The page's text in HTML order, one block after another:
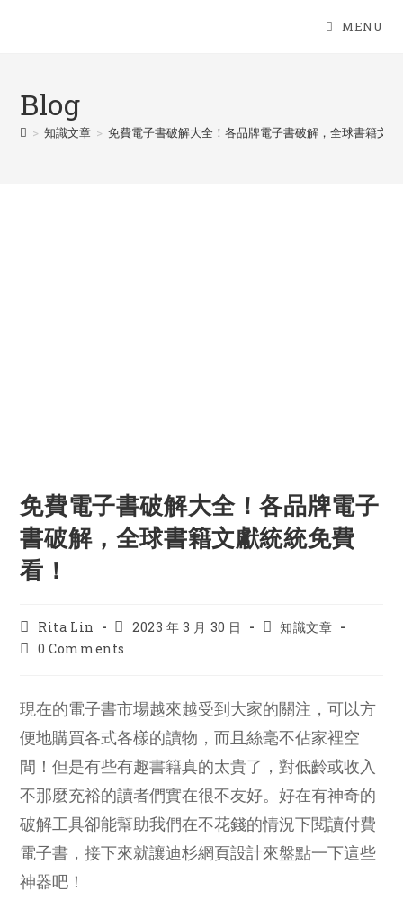
MENU
Blog
> 知識文章 > 免費電子書破解大全！各品牌電子書破解，全球書籍文
免費電子書破解大全！各品牌電子
書破解，全球書籍文獻統統免費
看！
Post
author:
Rita Lin
Post
published:
2023 年 3 月 30 日
Post知識文章
Post0 Comments
現在的電子書市場越來越受到大家的關注，可以方
便地購買各式各樣的讀物，而且絲毫不佔家裡空
間！但是有些有趣書籍真的太貴了，對低齡或收入
不那麼充裕的讀者們實在很不友好。好在有神奇的
破解工具卻能幫助我們在不花錢的情況下閱讀付費
電子書，接下來就讓迪杉網頁設計來盤點一下這些
神器吧！